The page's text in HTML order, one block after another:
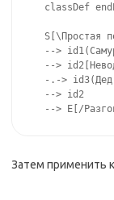
classDef
S[\Простая
-->
-->
-.->
--> id2
--> E[/
Затем применить